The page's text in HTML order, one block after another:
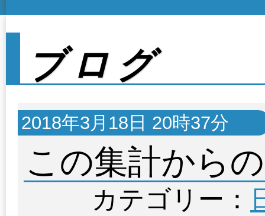
ブログ
2018年3月18日 20時37分
この集計から
カテゴリー：